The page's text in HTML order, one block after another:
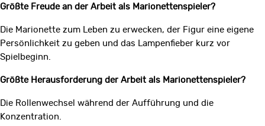
Größte Freude an der Arbeit als Marionettenspieler?
Die Marionette zum Leben zu erwecken, der Figur eine eigene
Persönlichkeit zu geben und das Lampenfieber kurz vor
Spielbeginn.
Größte Herausforderung der Arbeit als Marionettenspieler?
Die Rollenwechsel während der Aufführung und die
Konzentration.